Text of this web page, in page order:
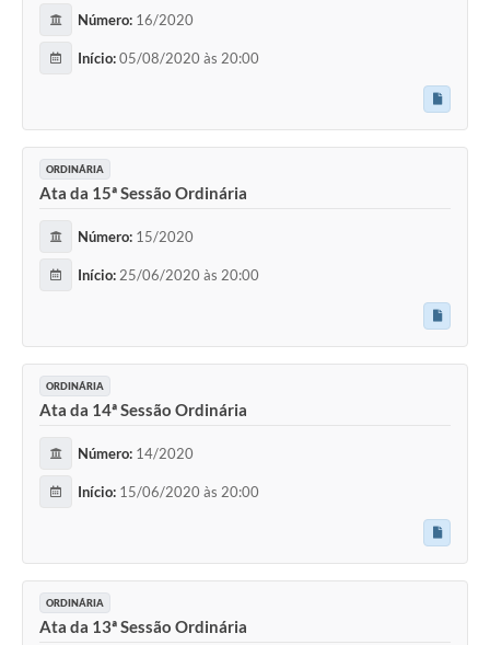
Número: 16/2020
Início:05/08/2020 às 20:00
ORDINÁRIA
Ata da 15ª Sessão Ordinária
Número: 15/2020
Início: 25/06/2020 às 20:00
ORDINÁRIA
Ata da 14ª Sessão Ordinária
Número: 14/2020
Início: 15/06/2020 às 20:00
ORDINÁRIA
Ata da 13ª Sessão Ordinária